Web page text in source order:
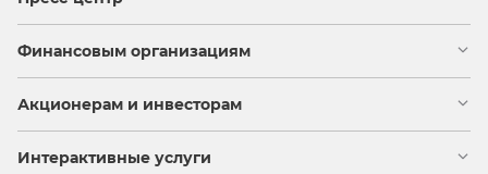
Финансовым организациям
Акционерам и инвесторам
Интерактивные услуги